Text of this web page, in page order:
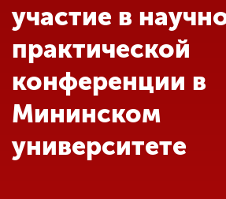
Обучение
Наука
Международная
деятельность
участие в
практической
конференции в
Мининском
университете